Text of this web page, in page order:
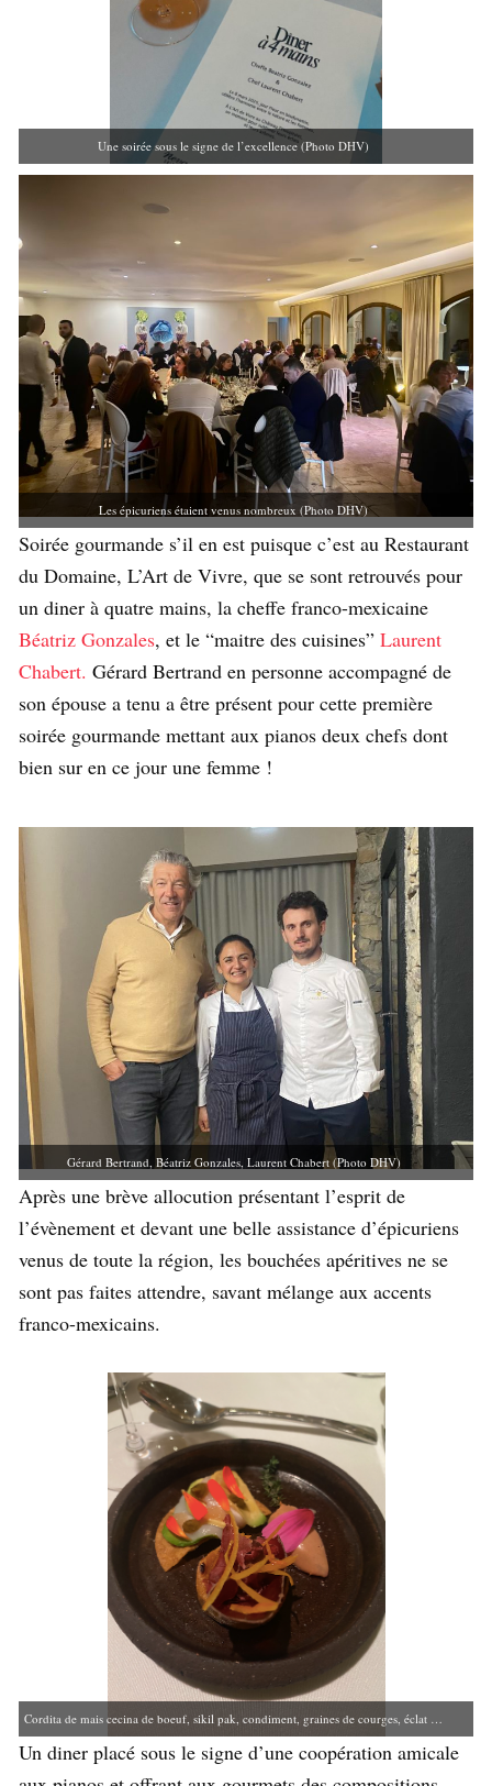
Une soirée sous le signe de l’excellence (Photo DHV)
Les épicuriens étaient venus nombreux (Photo DHV)
Soirée gourmande s’il en est puisque c’est au Restaurant
du Domaine, L’Art de Vivre, que se sont retrouvés pour
un diner à quatre mains, la cheffe franco-mexicaine
Béatriz Gonzales, et le “maitre des cuisines” Laurent
Chabert. Gérard Bertrand en personne accompagné de
son épouse a tenu a être présent pour cette première
soirée gourmande mettant aux pianos deux chefs dont
bien sur en ce jour une femme !
Gérard Bertrand, Béatriz Gonzales, Laurent Chabert (Photo DHV)
Après une brève allocution présentant l’esprit de
l’évènement et devant une belle assistance d’épicuriens
venus de toute la région, les bouchées apéritives ne se
sont pas faites attendre, savant mélange aux accents
franco-mexicains.
Cordita de mais cecina de boeuf, sikil pak, condiment, graines de courges, éclat citron jaune
Tostada de maïs, Saint-Jacques, avocat, condiment yuzu pimenté (Photo DHV)
Un diner placé sous le signe d’une coopération amicale